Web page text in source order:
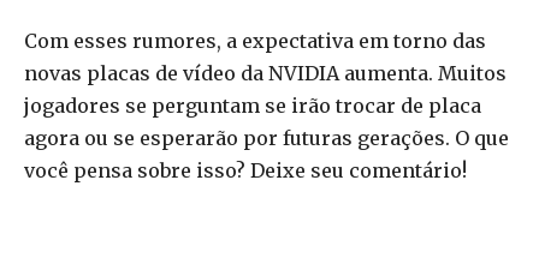
Com esses rumores, a expectativa em torno das
novas placas de vídeo da NVIDIA aumenta. Muitos
jogadores se perguntam se irão trocar de placa
agora ou se esperarão por futuras gerações. O que
você pensa sobre isso? Deixe seu comentário!